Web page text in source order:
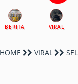
BERITA VIRAL
HOME VIRAL